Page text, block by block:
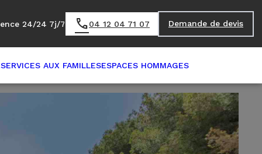
24/24 7j/7 04 12 04 71 07 Demande de devis
SERVICES AUX FAMILLESESPACES HOMMAGES